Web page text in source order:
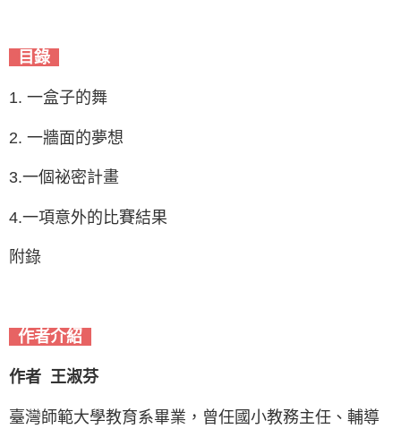
目錄
1. 一盒子的舞
2. 一牆面的夢想
3.一個祕密計畫
4.一項意外的比賽結果
附錄
作者介紹
作者 王淑芬
臺灣師範大學教育系畢業，曾任國小教務主任、輔導